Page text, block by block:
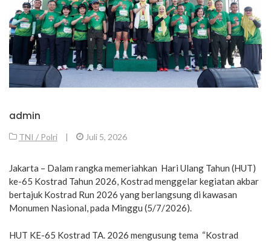
admin
TNI / Polri | Juli 5, 2026
Jakarta – Dalam rangka memeriahkan Hari Ulang Tahun (HUT)
ke-65 Kostrad Tahun 2026, Kostrad menggelar kegiatan akbar
bertajuk Kostrad Run 2026 yang berlangsung di kawasan
Monumen Nasional, pada Minggu (5/7/2026).
HUT KE-65 Kostrad TA. 2026 mengusung tema “Kostrad